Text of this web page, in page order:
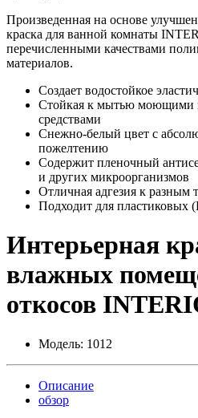
Произведенная на основе
краска для ванной комнаты
перечисленными качествами
материалов.
Создает водостойкое
Стойкая к мытью
средствами
Снежно-белый цвет с
пожелтению
Содержит пленочный
и других микроорганизмов
Отличная адгезия к разным
Подходит для пластиковых
Интерьерная
влажных
откосов
Модель: 1012
Описание
обзор